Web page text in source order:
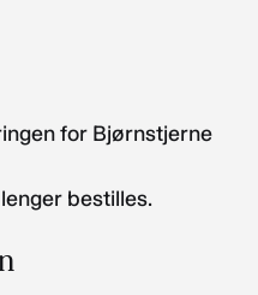
for Bjørnstjerne
bestilles.